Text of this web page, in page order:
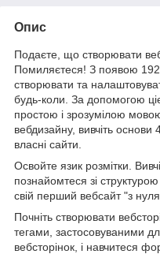
Опис
Подаєте, що створювати
Помиляєтеся! З появою 192,
створювати та
будь-коли. За допомогою
простою і зрозумілою
вебдизайну, вивчіть основи
власні сайти.
Освойте язик розмітки.
познайомтеся зі структурою
свій перший вебсайт "з
Почніть створювати
тегами, застосовуваними
вебсторінок, і навчитеся